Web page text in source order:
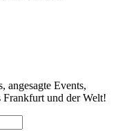
angesagte Events,
Frankfurt und der Welt!